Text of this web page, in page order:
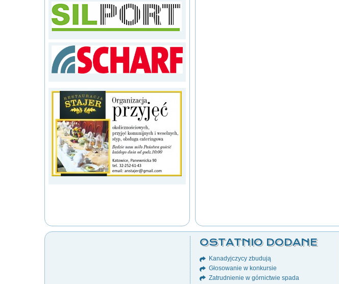
OSTATNIO DODANE
Kanadyjczycy zbudują
Głosowanie w konkursie
Zatrudnienie w górnictwie spada